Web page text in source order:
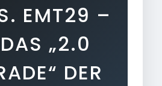
EMT29 –
„2.0
DER